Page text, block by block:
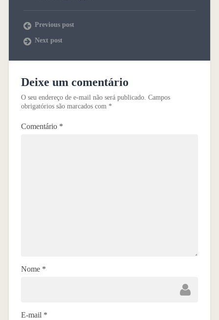
Previous post
Next post
Deixe um comentário
O seu endereço de e-mail não será publicado. Campos
obrigatórios são marcados com *
Comentário *
Nome *
E-mail *